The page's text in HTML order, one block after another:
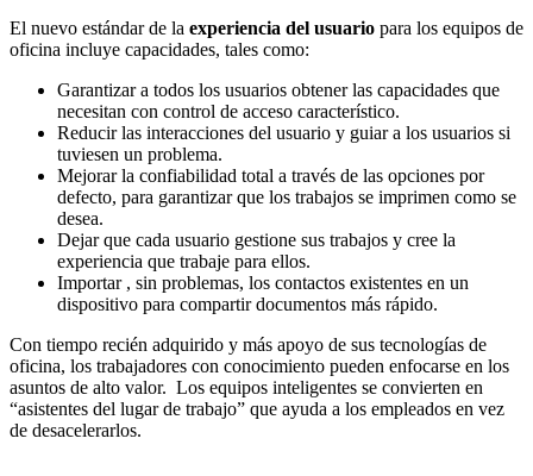
El nuevo estándar de la experiencia del usuario para los equipos de
oficina incluye capacidades, tales como:
Garantizar a todos los usuarios obtener las capacidades que
necesitan con control de acceso característico.
Reducir las interacciones del usuario y guiar a los usuarios si
tuviesen un problema.
Mejorar la confiabilidad total a través de las opciones por
defecto, para garantizar que los trabajos se imprimen como se
desea.
Dejar que cada usuario gestione sus trabajos y cree la
experiencia que trabaje para ellos.
Importar , sin problemas, los contactos existentes en un
dispositivo para compartir documentos más rápido.
Con tiempo recién adquirido y más apoyo de sus tecnologías de
oficina, los trabajadores con conocimiento pueden enfocarse en los
asuntos de alto valor. Los equipos inteligentes se convierten en
“asistentes del lugar de trabajo” que ayuda a los empleados en vez
de desacelerarlos.